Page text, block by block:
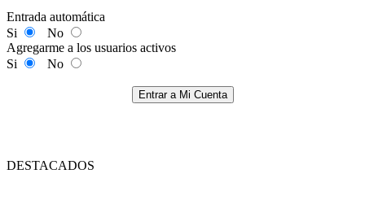
Entrada automática
Si
No
Agregarme a los usuarios activos
Si
No
Entrar a Mi Cuenta
DESTACADOS